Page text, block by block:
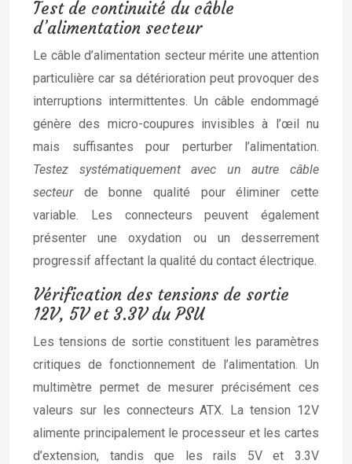
Test de continuité du câble
d’alimentation secteur
Le câble d’alimentation secteur mérite une attention
particulière car sa détérioration peut provoquer des
interruptions intermittentes. Un câble endommagé
génère des micro-coupures invisibles à l’œil nu
mais suffisantes pour perturber l’alimentation.
Testez systématiquement avec un autre câble
secteur de bonne qualité pour éliminer cette
variable. Les connecteurs peuvent également
présenter une oxydation ou un desserrement
progressif affectant la qualité du contact électrique.
Vérification des tensions de sortie
12V, 5V et 3.3V du PSU
Les tensions de sortie constituent les paramètres
critiques de fonctionnement de l’alimentation. Un
multimètre permet de mesurer précisément ces
valeurs sur les connecteurs ATX. La tension 12V
alimente principalement le processeur et les cartes
d’extension, tandis que les rails 5V et 3.3V